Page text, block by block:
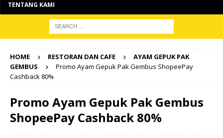
TENTANG KAMI
HOME RESTORAN DAN CAFE
AYAM GEPUK PAK
GEMBUS
Promo Ayam Gepuk Pak Gembus ShopeePay
Cashback 80%
Promo Ayam Gepuk Pak Gembus
ShopeePay Cashback 80%